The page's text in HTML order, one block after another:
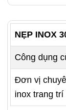
NẸP INOX
Công dụng
Đơn vị
inox trang